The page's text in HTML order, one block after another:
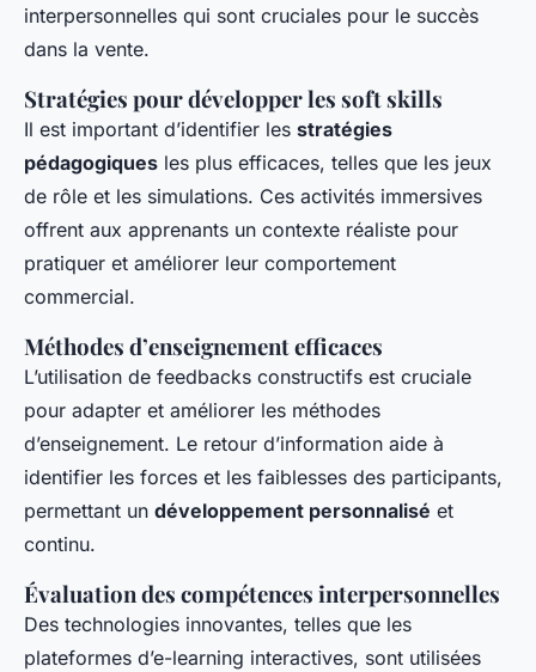
interpersonnelles qui sont cruciales pour le succès
dans la vente.
Stratégies pour développer les soft skills
Il est important d’identifier les stratégies
pédagogiques les plus efficaces, telles que les jeux
de rôle et les simulations. Ces activités immersives
offrent aux apprenants un contexte réaliste pour
pratiquer et améliorer leur comportement
commercial.
Méthodes d’enseignement efficaces
L’utilisation de feedbacks constructifs est cruciale
pour adapter et améliorer les méthodes
d’enseignement. Le retour d’information aide à
identifier les forces et les faiblesses des participants,
permettant un développement personnalisé et
continu.
Évaluation des compétences interpersonnelles
Des technologies innovantes, telles que les
plateformes d’e-learning interactives, sont utilisées